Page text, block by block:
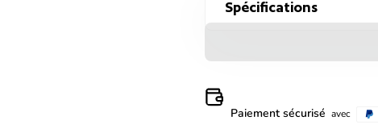
Paiement sécurisé avec
Spécifications